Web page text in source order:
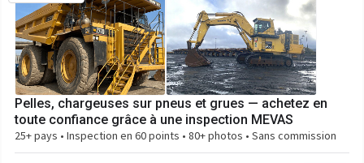
Pelles, chargeuses sur pneus et grues — achetez en
toute confiance grâce à une inspection MEVAS
25+ pays • Inspection en 60 points • 80+ photos • Sans commission